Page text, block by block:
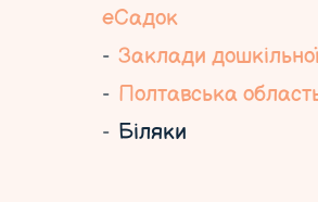
еСадок
Заклади
Полтавська
Біляки